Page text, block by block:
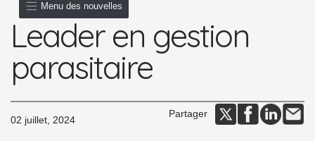
Leader en gestion
parasitaire
02 juillet, 2024
Menu des nouvelles
Partager